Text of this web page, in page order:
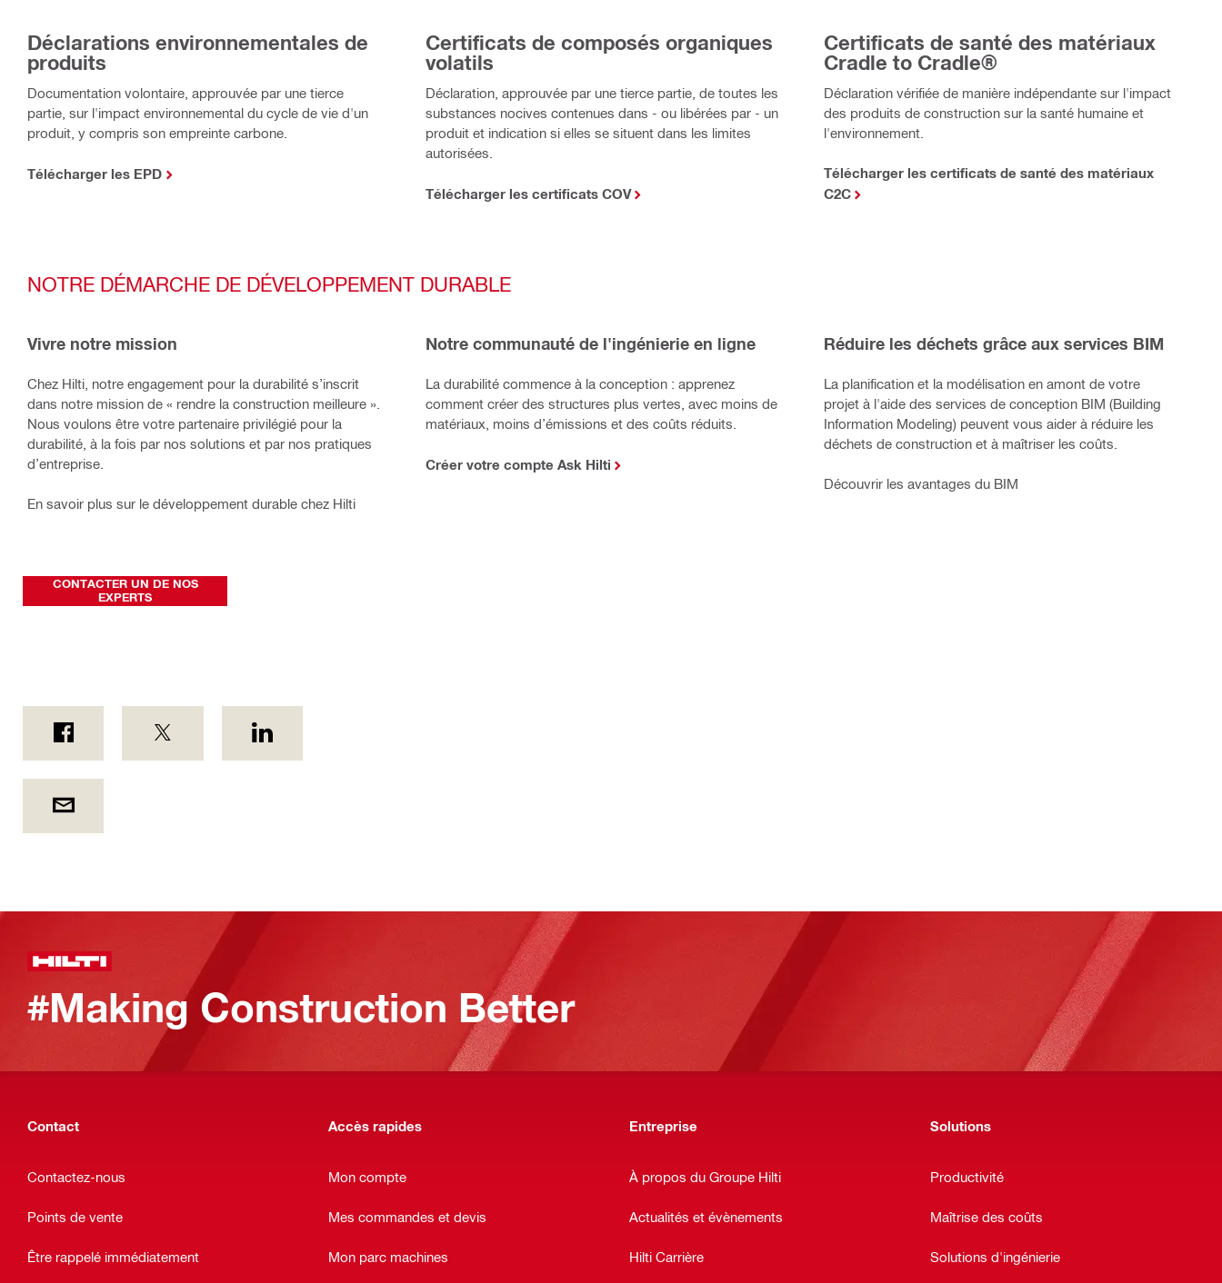
Déclarations environnementales de
produits
Documentation volontaire, approuvée par une tierce
partie, sur l'impact environnemental du cycle de vie d'un
produit, y compris son empreinte carbone.
Télécharger les EPD
Certificats de composés organiques
volatils
Déclaration, approuvée par une tierce partie, de toutes les
substances nocives contenues dans - ou libérées par - un
produit et indication si elles se situent dans les limites
autorisées.
Télécharger les certificats COV
Certificats de santé des matériaux
Cradle to Cradle®
Déclaration vérifiée de manière indépendante sur l'impact
des produits de construction sur la santé humaine et
l'environnement.
Télécharger les certificats de santé des matériaux
C2C
NOTRE DÉMARCHE DE DÉVELOPPEMENT DURABLE
Vivre notre mission
Chez Hilti, notre engagement pour la durabilité s’inscrit
dans notre mission de « rendre la construction meilleure ».
Nous voulons être votre partenaire privilégié pour la
durabilité, à la fois par nos solutions et par nos pratiques
d’entreprise.
En savoir plus sur le développement durable chez Hilti
Notre communauté de l'ingénierie en ligne
La durabilité commence à la conception : apprenez
comment créer des structures plus vertes, avec moins de
matériaux, moins d’émissions et des coûts réduits.
Créer votre compte Ask Hilti
Réduire les déchets grâce aux services BIM
La planification et la modélisation en amont de votre
projet à l'aide des services de conception BIM (Building
Information Modeling) peuvent vous aider à réduire les
déchets de construction et à maîtriser les coûts.
Découvrir les avantages du BIM
CONTACTER UN DE NOS
EXPERTS
#Making Construction Better
Contact
Contactez-nous
Points de vente
Être rappelé immédiatement
Accès rapides
Mon compte
Mes commandes et devis
Mon parc machines
Entreprise
À propos du Groupe Hilti
Actualités et évènements
Hilti Carrière
Solutions
Productivité
Maîtrise des coûts
Solutions d'ingénierie